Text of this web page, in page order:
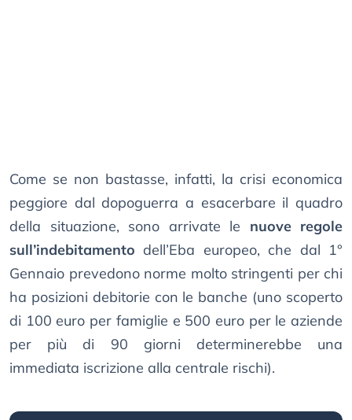
Come se non bastasse, infatti, la crisi economica
peggiore dal dopoguerra a esacerbare il quadro
della situazione, sono arrivate le nuove regole
sull’indebitamento dell’Eba europeo, che dal 1°
Gennaio prevedono norme molto stringenti per chi
ha posizioni debitorie con le banche (uno scoperto
di 100 euro per famiglie e 500 euro per le aziende
per più di 90 giorni determinerebbe una
immediata iscrizione alla centrale rischi).